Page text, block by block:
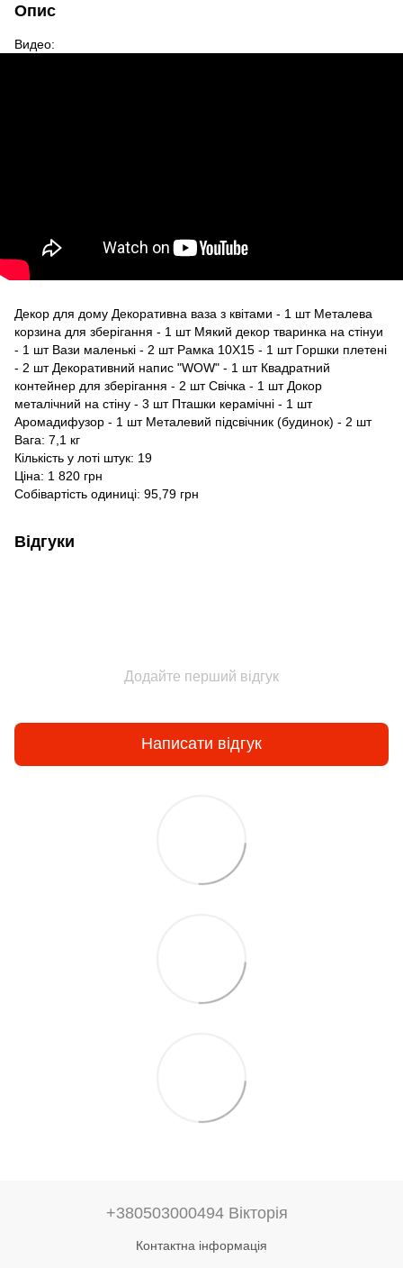
Опис
Видео:
Декор для дому Декоративна ваза з квітами - 1 шт Металева
корзина для зберігання - 1 шт Мякий декор тваринка на стінуи
- 1 шт Вази маленькі - 2 шт Рамка 10Х15 - 1 шт Горшки плетені
- 2 шт Декоративний напис "WOW" - 1 шт Квадратний
контейнер для зберігання - 2 шт Свічка - 1 шт Докор
металічний на стіну - 3 шт Пташки керамічні - 1 шт
Аромадифузор - 1 шт Металевий підсвічник (будинок) - 2 шт
Вага: 7,1 кг
Кількість у лоті штук: 19
Ціна: 1 820 грн
Собівартість одиниці: 95,79 грн
Відгуки
Додайте перший відгук
Написати відгук
+380503000494 Вікторія
Контактна інформація